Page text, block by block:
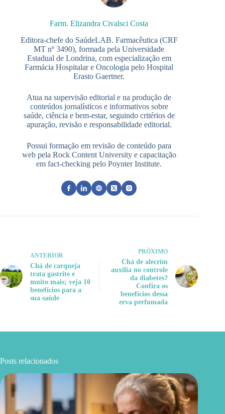
Farm. Elizandra Civalsci Costa
Editora-chefe do SaúdeLAB. Farmacêutica (CRF
MT nº 3490), formada pela Universidade
Estadual de Londrina, com especialização em
Farmácia Hospitalar e Oncologia pelo Hospital
Erasto Gaertner.
Atua na supervisão editorial e na produção de
conteúdos jornalísticos e informativos sobre
saúde, ciência e bem-estar, seguindo critérios de
apuração, revisão e responsabilidade editorial.
Possui formação em revisão de conteúdo para
web pela Rock Content University e capacitação
em fact-checking pelo Poynter Institute.
ANTERIOR
Chá de carqueja
trata gastrite e
muito mais; veja 10
benefícios para a
sua saúde
PRÓXIMO
Chá de alecrim
auxilia no controle
da diabetes?
Confira os
benefícios dessa
erva perfumada
Posts relacionados